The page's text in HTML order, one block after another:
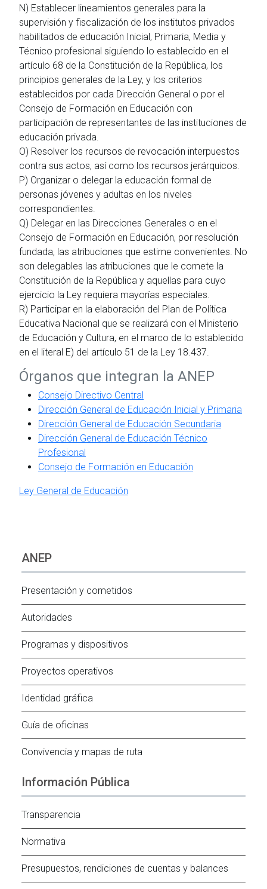
N) Establecer lineamientos generales para la
supervisión y fiscalización de los institutos privados
habilitados de educación Inicial, Primaria, Media y
Técnico profesional siguiendo lo establecido en el
artículo 68 de la Constitución de la República, los
principios generales de la Ley, y los criterios
establecidos por cada Dirección General o por el
Consejo de Formación en Educación con
participación de representantes de las instituciones de
educación privada.
O) Resolver los recursos de revocación interpuestos
contra sus actos, así como los recursos jerárquicos.
P) Organizar o delegar la educación formal de
personas jóvenes y adultas en los niveles
correspondientes.
Q) Delegar en las Direcciones Generales o en el
Consejo de Formación en Educación, por resolución
fundada, las atribuciones que estime convenientes. No
son delegables las atribuciones que le comete la
Constitución de la República y aquellas para cuyo
ejercicio la Ley requiera mayorías especiales.
R) Participar en la elaboración del Plan de Política
Educativa Nacional que se realizará con el Ministerio
de Educación y Cultura, en el marco de lo establecido
en el literal E) del artículo 51 de la Ley 18.437.
Órganos que integran la ANEP
Consejo Directivo Central
Dirección General de Educación Inicial y Primaria
Dirección General de Educación Secundaria
Dirección General de Educación Técnico
Profesional
Consejo de Formación en Educación
Ley General de Educación
ANEP
Presentación y cometidos
Autoridades
Programas y dispositivos
Proyectos operativos
Identidad gráfica
Guía de oficinas
Convivencia y mapas de ruta
Información Pública
Transparencia
Normativa
Presupuestos, rendiciones de cuentas y balances